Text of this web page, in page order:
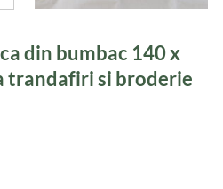
din bumbac 140 x
trandafiri si broderie